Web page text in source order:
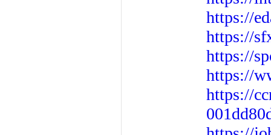
https://
https://
https://
https://
https://